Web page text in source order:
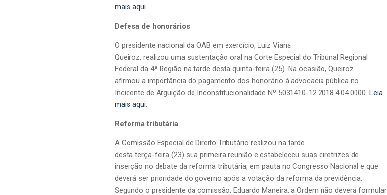
mais aqui.
Defesa de honorários
O presidente nacional da OAB em exercício, Luiz Viana
Queiroz, realizou uma sustentação oral na Corte Especial do Tribunal Regional
Federal da 4ª Região na tarde desta quinta-feira (25). Na ocasião, Queiroz
afirmou a importância do pagamento dos honorário à advocacia pública no
Incidente de Arguição de Inconstitucionalidade Nº 5031410-12.2018.4.04.0000. Leia
mais aqui.
Reforma tributária
A Comissão Especial de Direito Tributário realizou na tarde
desta terça-feira (23) sua primeira reunião e estabeleceu suas diretrizes de
inserção no debate da reforma tributária, em pauta no Congresso Nacional e que
deverá ser prioridade do governo após a votação da reforma da previdência.
Segundo o presidente da comissão, Eduardo Maneira, a Ordem não deverá formular